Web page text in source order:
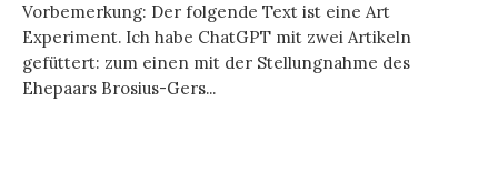
Vorbemerkung: Der folgende Text ist eine Art
Experiment. Ich habe ChatGPT mit zwei Artikeln
gefüttert: zum einen mit der Stellungnahme des
Ehepaars Brosius-Gers...